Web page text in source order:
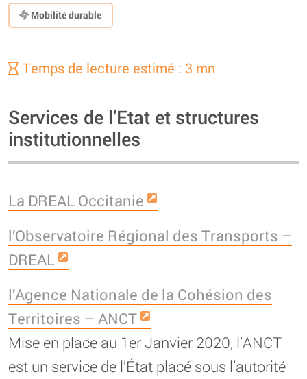
Mobilité durable
Temps de lecture estimé : 3 mn
Services de l’Etat et structures
institutionnelles
La DREAL Occitanie
l’Observatoire Régional des Transports –
DREAL
l’Agence Nationale de la Cohésion des
Territoires – ANCT
Mise en place au 1er Janvier 2020, l’ANCT
est un service de l’État placé sous l’autorité